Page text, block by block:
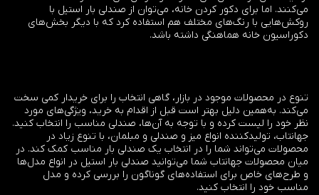
می‌کنند. اما برای دکور کردن خانه، می‌توان از صندلی بار استیل با
روکش‌هایی با رنگ‌های مختلف هم استفاده کرد که با دیگر بخش‌های
دکوراسیون خانه هماهنگی داشته باشد.
تنوع در محصولات موجود در بازار، گاهی انتخاب را برای خریدار کمی سخت
می‌کند. به‌همین دلیل بهتر است قبل از اقدام به خرید، ویژگی‌های مورد
نظر خود را لیست کرده و با توجه به آن‌ها، صندلی مناسب را انتخاب کنید.
جهانتاب، تولیدکننده انواع میز و صندلی و مبلمان، با تنوع زیاد در
محصولات می‌تواند شما را در انتخاب یک صندلی بار مناسب کمک کند. در
میان محصولات جهانتاب شما می‌توانید صندلی بار استیل در انواع مدل‌ها
و طرح‌های خاص برای استفاده‌های گوناگون را بررسی کرده و مدل
مناسب خود را انتخاب کنید.